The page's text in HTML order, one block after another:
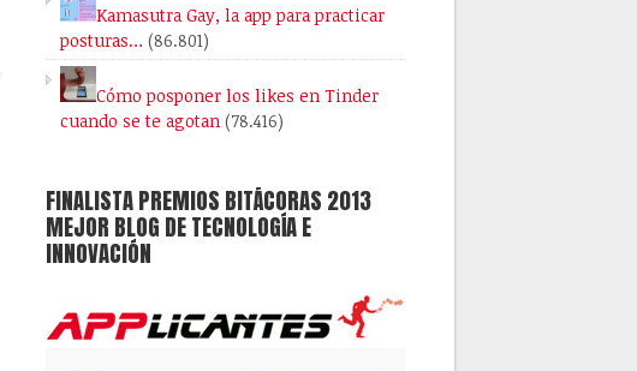
Kamasutra Gay, la app para practicar
posturas… (86.801)
Cómo posponer los likes en Tinder
cuando se te agotan (78.416)
FINALISTA PREMIOS BITÁCORAS 2013
MEJOR BLOG DE TECNOLOGÍA E
INNOVACIÓN